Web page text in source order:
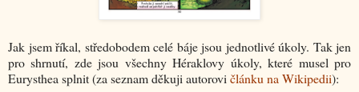
Jak jsem říkal, středobodem celé báje jsou jednotlivé úkoly. Tak jen
pro shrnutí, zde jsou všechny Héraklovy úkoly, které musel pro
Eurysthea splnit (za seznam děkuji autorovičlánku na Wikipedii):